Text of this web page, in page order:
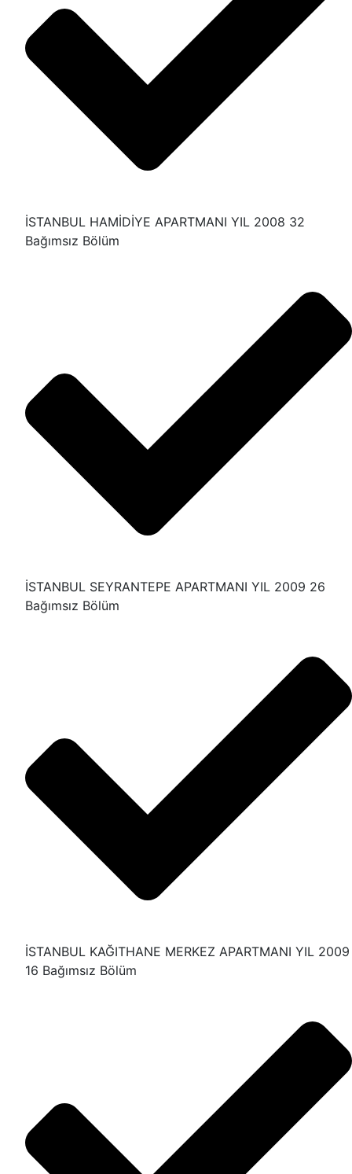
İSTANBUL HAMİDİYE APARTMANI YIL 2008 32
Bağımsız Bölüm
İSTANBUL SEYRANTEPE APARTMANI YIL 2009 26
Bağımsız Bölüm
İSTANBUL KAĞITHANE MERKEZ APARTMANI YIL 2009
16 Bağımsız Bölüm